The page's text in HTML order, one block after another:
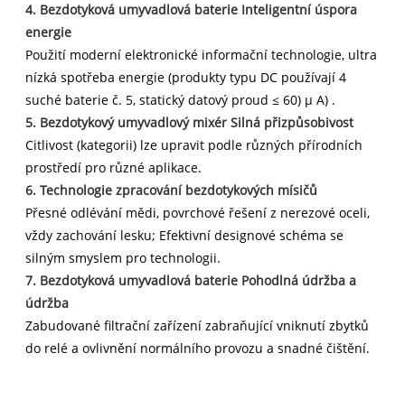
4. Bezdotyková umyvadlová baterie Inteligentní úspora
energie
Použití moderní elektronické informační technologie, ultra
nízká spotřeba energie (produkty typu DC používají 4
suché baterie č. 5, statický datový proud ≤ 60) μ A) .
5. Bezdotykový umyvadlový mixér Silná přizpůsobivost
Citlivost (kategorii) lze upravit podle různých přírodních
prostředí pro různé aplikace.
6. Technologie zpracování bezdotykových mísičů
Přesné odlévání mědi, povrchové řešení z nerezové oceli,
vždy zachování lesku; Efektivní designové schéma se
silným smyslem pro technologii.
7. Bezdotyková umyvadlová baterie Pohodlná údržba a
údržba
Zabudované filtrační zařízení zabraňující vniknutí zbytků
do relé a ovlivnění normálního provozu a snadné čištění.